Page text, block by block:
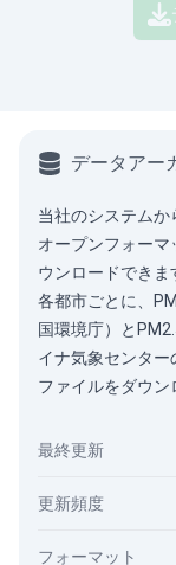
データアー
当社のシステムか
オープンフォー
ウンロードできま
各都市ごとに、
国環境庁）と
イナ気象センタ
ファイルをダウン
最終更新
更新頻度
フォーマット